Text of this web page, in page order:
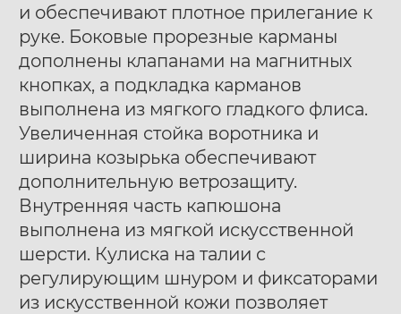
и обеспечивают плотное прилегание к
руке. Боковые прорезные карманы
дополнены клапанами на магнитных
кнопках, а подкладка карманов
выполнена из мягкого гладкого флиса.
Увеличенная стойка воротника и
ширина козырька обеспечивают
дополнительную ветрозащиту.
Внутренняя часть капюшона
выполнена из мягкой искусственной
шерсти. Кулиска на талии с
регулирующим шнуром и фиксаторами
из искусственной кожи позволяет